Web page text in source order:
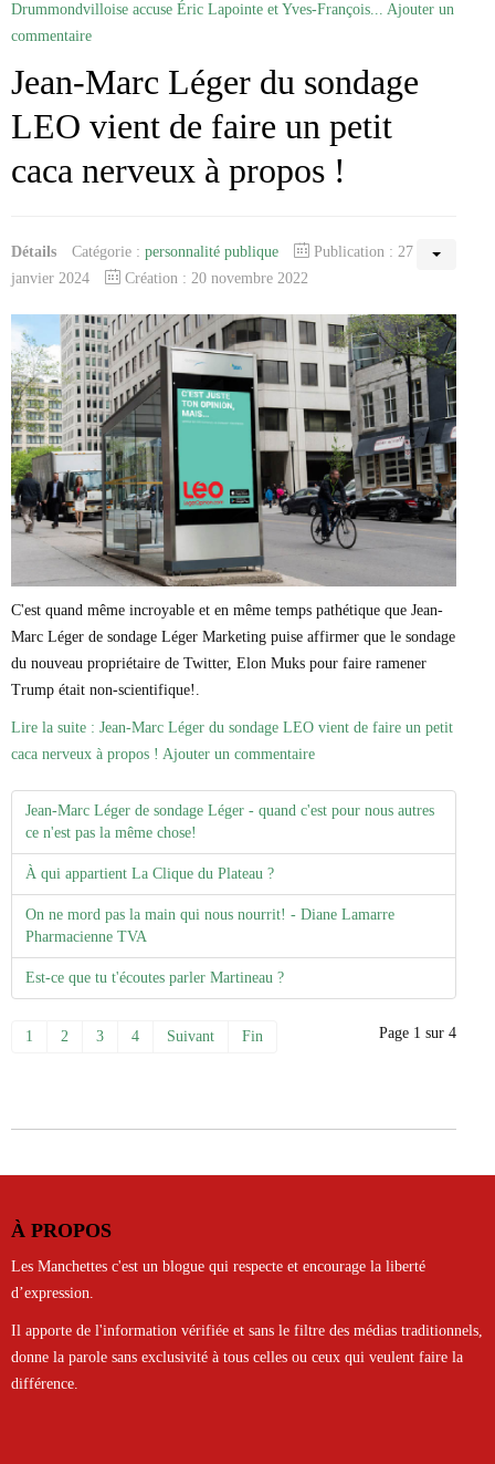
Drummondvilloise accuse Éric Lapointe et Yves-François... Ajouter un
commentaire
Jean-Marc Léger du sondage
LEO vient de faire un petit
caca nerveux à propos !
Détails Catégorie : personnalité publique
Publication : 27
janvier 2024
Création : 20 novembre 2022
C'est quand même incroyable et en même temps pathétique que Jean-
Marc Léger de sondage Léger Marketing puise affirmer que le sondage
du nouveau propriétaire de Twitter, Elon Muks pour faire ramener
Trump était non-scientifique!.
Lire la suite : Jean-Marc Léger du sondage LEO vient de faire un petit
caca nerveux à propos ! Ajouter un commentaire
Jean-Marc Léger de sondage Léger - quand c'est pour nous autres
ce n'est pas la même chose!
À qui appartient La Clique du Plateau ?
On ne mord pas la main qui nous nourrit! - Diane Lamarre
Pharmacienne TVA
Est-ce que tu t'écoutes parler Martineau ?
Page 1 sur 4
1 2 3 4 Suivant Fin
À PROPOS
Les Manchettes c'est un blogue qui respecte et encourage la liberté
d’expression.
Il apporte de l'information vérifiée et sans le filtre des médias traditionnels,
donne la parole sans exclusivité à tous celles ou ceux qui veulent faire la
différence.